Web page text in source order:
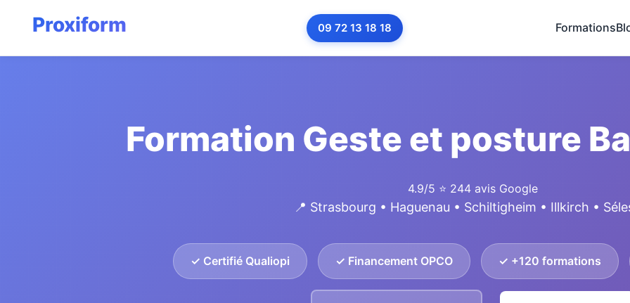
09 72 13 18 18 Formations
Formation Geste et posture
4.9/5 ⭐ 244 avis Google
📍 Strasbourg • Haguenau • Schiltigheim • Illkirch •
✓ Certifié Qualiopi ✓ Financement OPCO ✓ +120 formations